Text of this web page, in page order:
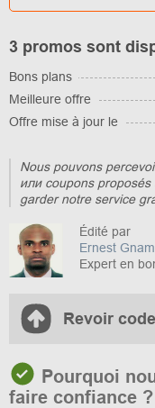
3 promos sont
Bons plans
Meilleure offre
Offre mise à jour le
Nous pouvons
или coupons
garder notre service
Édité par
Ernest
Expert en
Revoir
Pourquoi
faire confiance ?